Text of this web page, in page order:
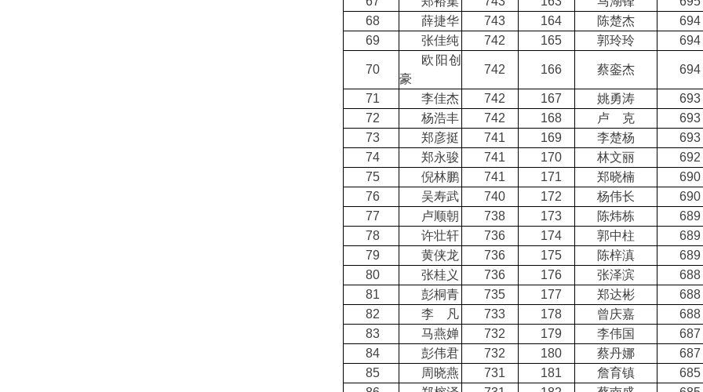
68
薛捷华 743 164 陈楚杰
694
69
张佳纯 742 165 郭玲玲 694
70
欧阳创
豪
742 166 蔡銮杰 694
71 李佳杰 742 167 姚勇涛
693
72
杨浩丰 742 168 卢 克
693
73
郑彦挺 741 169 李楚杨
693
74
郑永骏 741 170 林文丽
692
75
倪林鹏 741 171 郑晓楠
690
76
吴寿武 740 172 杨伟长
690
77
卢顺朝 738 173 陈炜栋
689
78
许壮轩 736 174 郭中柱
689
79
黄侠龙 736 175 陈梓滇
689
80
张桂义 736 176 张泽滨
688
81
彭桐青 735 177 郑达彬
688
82
李 凡 733 178 曾庆嘉
688
83
马燕婵 732 179 李伟国
687
84
彭伟君 732 180 蔡丹娜
687
85
周晓燕 731 181 詹育镇
685